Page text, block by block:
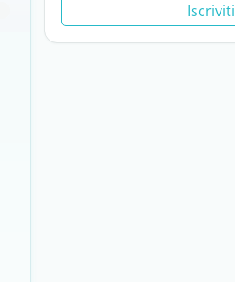
Iscriviti